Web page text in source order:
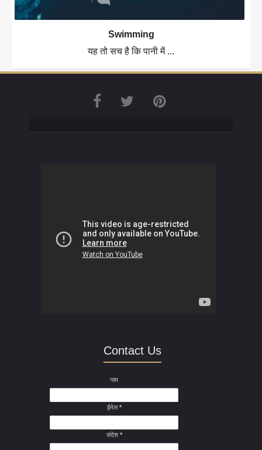
Swimming
यह तो सच है कि पानी में ...
Contact Us
नाम
ईमेल*
संदेश*